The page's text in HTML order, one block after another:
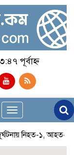
পূর্বাহ্ন
Toggle
navigation
নিহত-১, আহত-২